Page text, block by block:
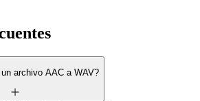
archivo AAC a WAV?